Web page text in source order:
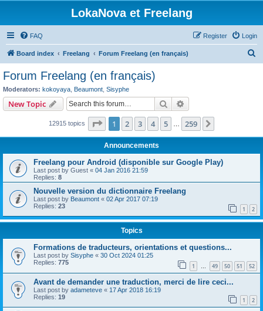
LokaNova et Freelang
FAQ Login
Register
Board index Freelang Forum Freelang (en français)
Forum Freelang (en français)
Moderators: kokoyaya Beaumont Sisyphe
New Topic Search
12915 topics Page 1of 259
1 2 3 4 5 259
Announcements
Freelang pour Android (disponible sur Google Play)
Last post by Guest « 04 Jan 2016 21:59
Replies: 8
Nouvelle version du dictionnaire Freelang
Last post by Beaumont « 02 Apr 2017 07:19
Replies: 23 1 2
Topics
Formations de traducteurs, orientations et questions...
Last post by Sisyphe « 30 Oct 2024 01:25
Replies: 775 1 … 49 50 51 52
Avant de demander une traduction, merci de lire ceci...
Last post by adameteve « 17 Apr 2018 16:19
Replies: 19 1 2